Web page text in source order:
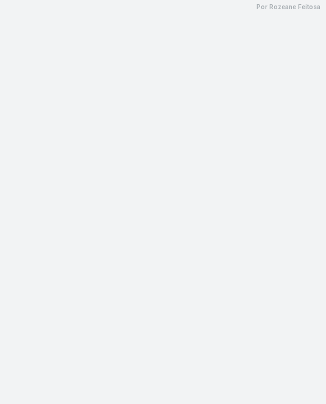
Por Rozeane Feitosa